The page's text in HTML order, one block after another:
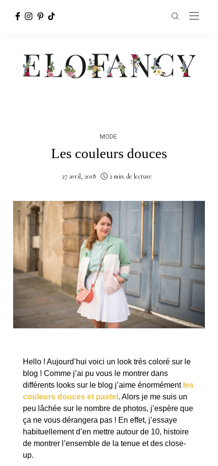
MODE
Les couleurs douces
27 avril, 2018 2 min. de lecture
Hello ! Aujourd’hui voici un look très coloré sur le
blog ! Comme j’ai pu vous le montrer dans
différents looks sur le blog j’aime énormément les
couleurs douces et pastel . Alors je me suis un
peu lâchée sur le nombre de photos, j’espère que
ça ne vous dérangera pas ! En effet, j’essaye
habituellement d’en mettre autour de 10, histoire
de montrer l’ensemble de la tenue et des close-
up.